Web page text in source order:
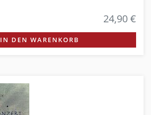
24,90 €
IN DEN WARENKORB